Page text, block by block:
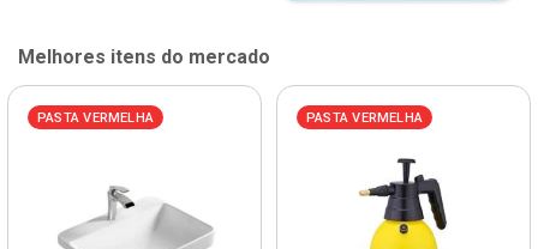
Melhores itens do mercado
PASTA VERMELHA PASTA VERMELHA